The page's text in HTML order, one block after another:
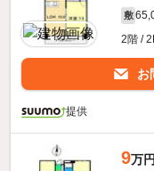
敷
2階 /
お
提供
9万円